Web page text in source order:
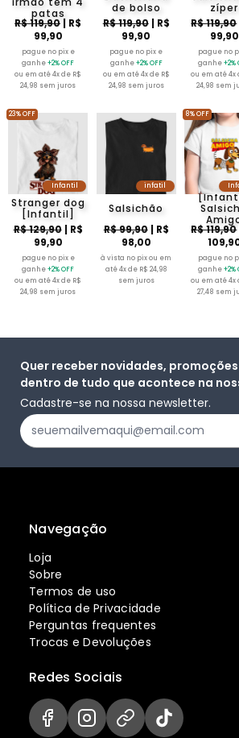
patas
R$ 119,90 | R$
99,90
pague no pix e
ganhe+2% OFF
ou em até 4x de R$
24,98 sem juros
de bolso
R$ 119,90| R$
99,90
pague no pix e
ganhe+2% OFF
ou em até 4x de R$
24,98 sem juros
zíper
R$ 119,90
99,90
pague no
ganhe+2%
ou em até 4x
24,98 sem
Infantil
Stranger dog
[Infantil]
R$ 129,90| R$
99,90
pague no pix e
ganhe+2% OFF
ou em até 4x de R$
24,98 sem juros
23% OFF
infatil
Salsichão
R$ 99,90| R$
98,00
à vista no pix ou em
até 4x de R$ 24,98
sem juros
R$ 119,90
pague no
ganhe+2%
ou em até 4x
27,48 sem
8% OFF
Quer receber novidades,
dentro de tudo que acontece na
Cadastre-se na nossa newsletter.
Navegação
Loja
Sobre
Termos de uso
Política de Privacidade
Perguntas frequentes
Trocas e Devoluções
Redes Sociais